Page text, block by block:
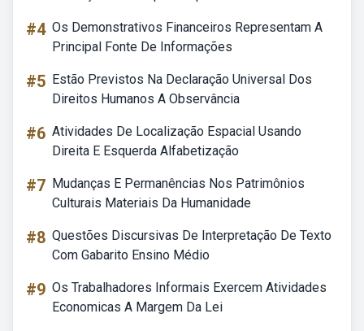
#4 Os Demonstrativos Financeiros Representam A
Principal Fonte De Informações
#5 Estão Previstos Na Declaração Universal Dos
Direitos Humanos A Observância
#6 Atividades De Localização Espacial Usando
Direita E Esquerda Alfabetização
#7 Mudanças E Permanências Nos Patrimônios
Culturais Materiais Da Humanidade
#8 Questões Discursivas De Interpretação De Texto
Com Gabarito Ensino Médio
#9 Os Trabalhadores Informais Exercem Atividades
Economicas A Margem Da Lei